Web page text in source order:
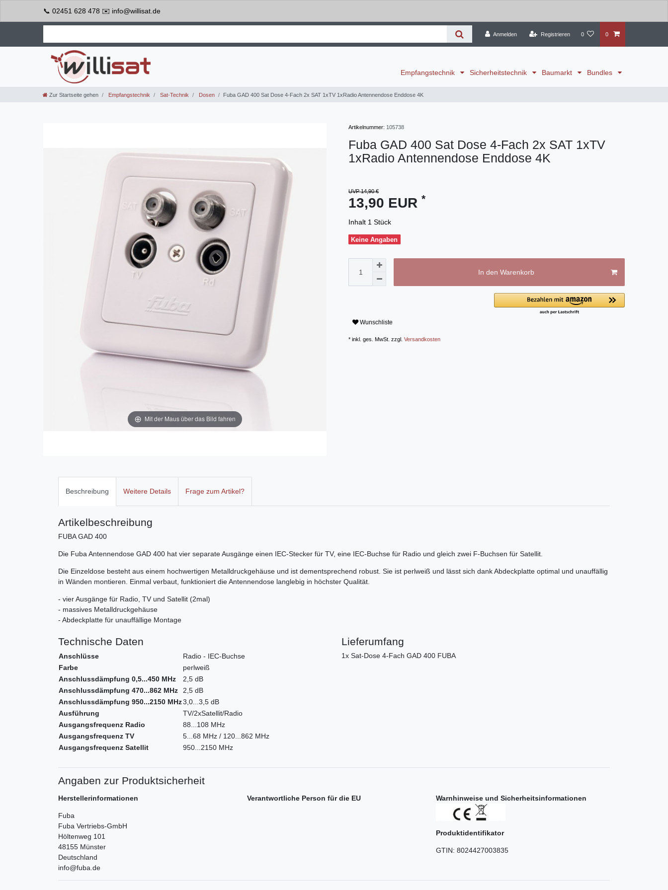
📞 02451 628 478 ✉️ info@willisat.de
Anmelden Registrieren 0 0
Empfangstechnik Sicherheitstechnik Baumarkt Bundles
Zur Startseite gehen Empfangstechnik Sat-Technik Dosen Fuba GAD 400 Sat Dose 4-Fach 2x SAT 1xTV 1xRadio Antennendose Enddose 4K
Mit der Maus über das Bild fahren
Artikelnummer: 105738
Fuba GAD 400 Sat Dose 4-Fach 2x SAT 1xTV
1xRadio Antennendose Enddose 4K
UVP 14,90 €
13,90 EUR *
Inhalt 1 Stück
Keine Angaben
In den Warenkorb
Wunschliste
* inkl. ges. MwSt. zzgl. Versandkosten
Beschreibung Weitere Details Frage zum Artikel?
Artikelbeschreibung
FUBA GAD 400
Die Fuba Antennendose GAD 400 hat vier separate Ausgänge einen IEC-Stecker für TV, eine IEC-Buchse für Radio und gleich zwei F-Buchsen für Satellit.
Die Einzeldose besteht aus einem hochwertigen Metalldruckgehäuse und ist dementsprechend robust. Sie ist perlweiß und lässt sich dank Abdeckplatte optimal und unauffällig
in Wänden montieren. Einmal verbaut, funktioniert die Antennendose langlebig in höchster Qualität.
- vier Ausgänge für Radio, TV und Satellit (2mal)
- massives Metalldruckgehäuse
- Abdeckplatte für unauffällige Montage
Technische Daten
Anschlüsse
Radio - IEC-Buchse
Farbe
perlweiß
Anschlussdämpfung 0,5...450 MHz
2,5 dB
Anschlussdämpfung 470...862 MHz
2,5 dB
Anschlussdämpfung 950...2150 MHz3,0...3,5 dB
Ausführung
TV/2xSatellit/Radio
Ausgangsfrequenz Radio
88...108 MHz
Ausgangsfrequenz TV
5...68 MHz / 120...862 MHz
Ausgangsfrequenz Satellit
950...2150 MHz
Lieferumfang
1x Sat-Dose 4-Fach GAD 400 FUBA
Angaben zur Produktsicherheit
Herstellerinformationen
Fuba
Fuba Vertriebs-GmbH
Höltenweg 101
48155 Münster
Deutschland
info@fuba.de
Verantwortliche Person für die EU Warnhinweise und Sicherheitsinformationen
Produktidentifikator
GTIN: 8024427003835